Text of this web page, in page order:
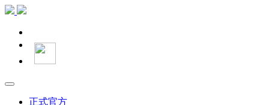
正式官方